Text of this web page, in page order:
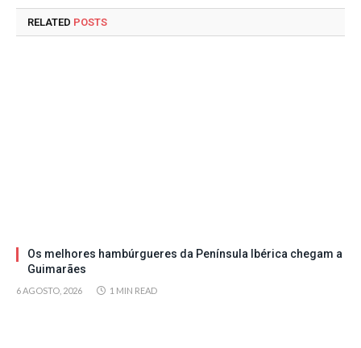
RELATED POSTS
Os melhores hambúrgueres da Península Ibérica chegam a
Guimarães
6 AGOSTO, 2026 1 MIN READ